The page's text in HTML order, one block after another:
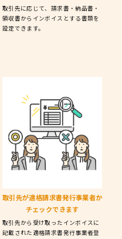
取引先に応じて、請求書・納品書・
領収書からインボイスとする書類を
設定できます。
取引先が適格請求書発行事業者か
チェックできます
取引先から受け取ったインボイスに
記載された適格請求書発行事業者登